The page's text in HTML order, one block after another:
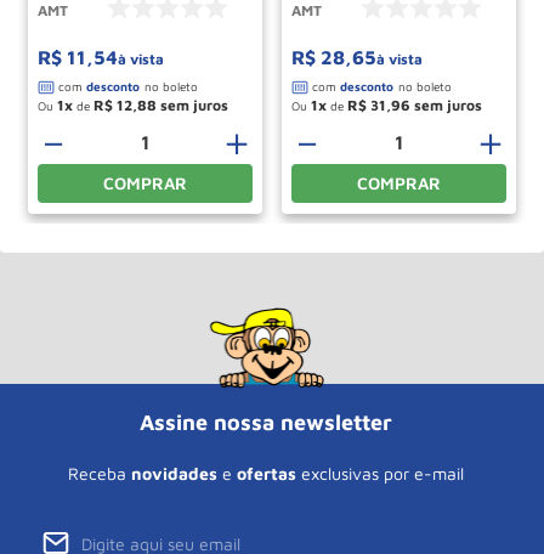
AMT
R$ 11 ,54à vista
Ou 1 de R$ 12,88
＋
－
COMPRAR
AMT
R$ 28,65à vista
Ou 1 de R$ 31,96
＋
－
COMPRAR
Assine nossa newsletter
Receba novidades e ofertas exclusivas por e-mail